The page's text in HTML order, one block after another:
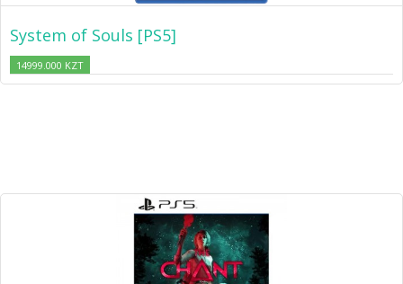
System of Souls [PS5]
14999.000 KZT